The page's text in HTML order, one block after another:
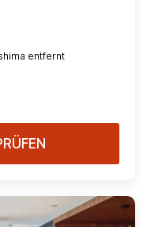
entfernt